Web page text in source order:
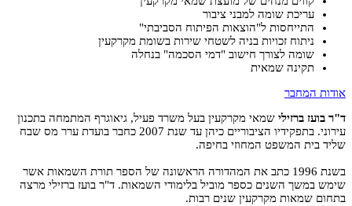
עריכת שומה למבני ציבור
התייחסות ל"הוצאות הפיתוח הסביבתי"
ניתוח זכויות בניה לשטחי שירות בשומת מקרקעין
שומה לצורך חישוב "דמי הסכמה" בנחלה
תקינה שמאית
אודות המחבר
ד"ר בועז ברזילי שמאי מקרקעין בעל משרד פעיל, גיאוגרף המתמחה בתכנון
עירוני. בתפקידיו הציבוריים כיהן עד שנת 2007 כחבר בועדת ערר מס שבח
שליד בית המשפט המחוזי בחיפה.
בשנת 1996 כתב את המהדורה הראשונה של הספר תורת השמאות אשר
שימש במשך השנים כספר מוביל בלימודי השמאות. ד"ר בועז ברזילי מרצה
בתחום שמאות מקרקעין שנים רבות.